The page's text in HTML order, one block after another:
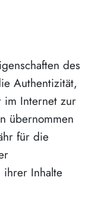
des
Authentizität,
im Internet zur
übernommen
für die
ihrer Inhalte